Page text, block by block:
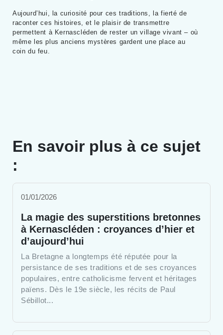
Aujourd’hui, la curiosité pour ces traditions, la fierté de
raconter ces histoires, et le plaisir de transmettre
permettent à Kernascléden de rester un village vivant – où
même les plus anciens mystères gardent une place au
coin du feu.
En savoir plus à ce sujet
:
01/01/2026
La magie des superstitions bretonnes
à Kernascléden : croyances d’hier et
d’aujourd’hui
La Bretagne a longtemps été réputée pour la
persistance de ses traditions et de ses croyances
populaires, entre catholicisme fervent et héritages
païens. Dès le 19e siècle, les récits de Paul
Sébillot...